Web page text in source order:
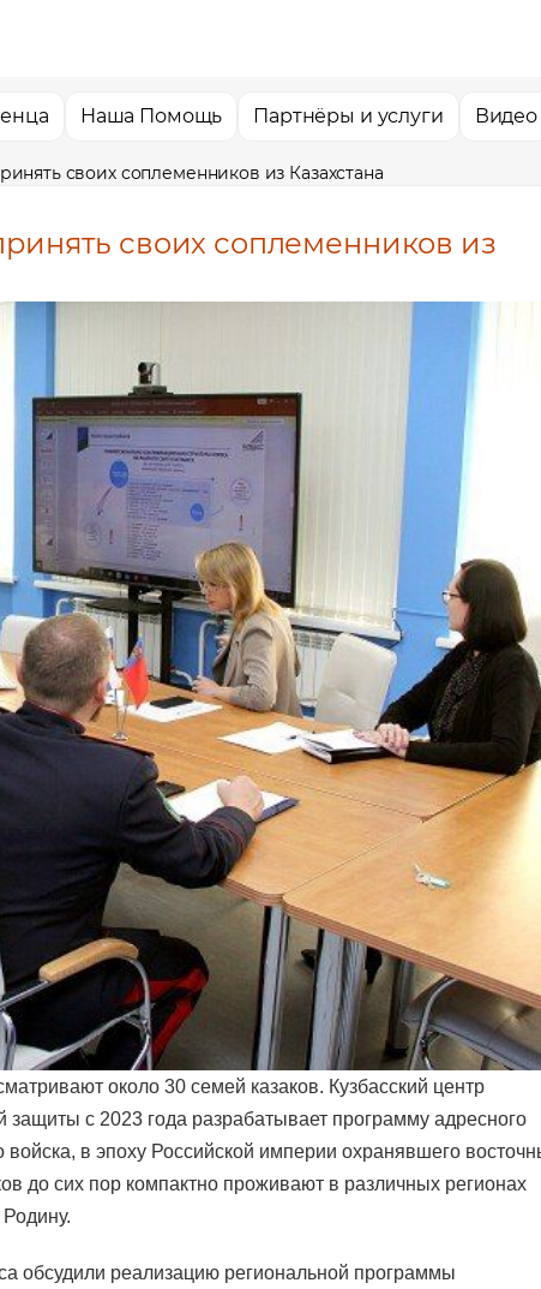
Наша Помощь Партнёры и услуги Видео
своих соплеменников из Казахстана
своих соплеменников из
около 30 семей казаков. Кузбасский центр
защиты с 2023 года разрабатывает программу адресного
в эпоху Российской империи охранявшего
до сих пор компактно проживают в различных регионах
обсудили реализацию региональной программы